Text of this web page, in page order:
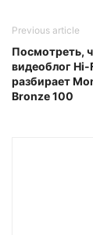
Previous article
Посмотреть,
видеоблог Hi-
разбирает
Bronze 100